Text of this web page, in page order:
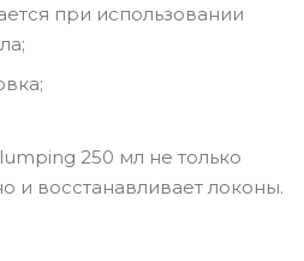
при использовании
250 мл не только
и восстанавливает локоны.